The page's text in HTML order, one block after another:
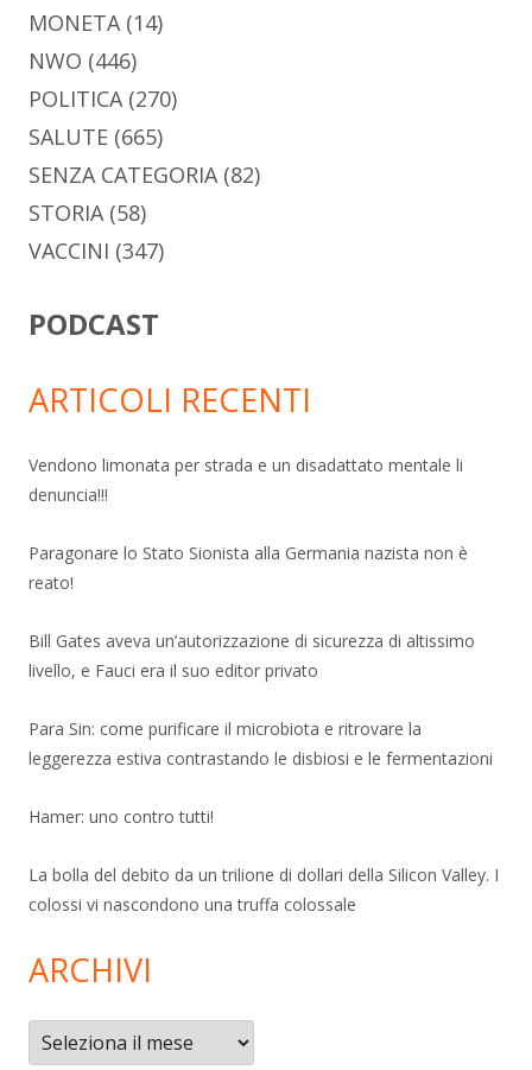
MONETA (14)
NWO (446)
POLITICA (270)
SALUTE (665)
SENZA CATEGORIA (82)
STORIA (58)
VACCINI (347)
PODCAST
ARTICOLI RECENTI
Vendono limonata per strada e un disadattato mentale li
denuncia!!!
Paragonare lo Stato Sionista alla Germania nazista non è
reato!
Bill Gates aveva un’autorizzazione di sicurezza di altissimo
livello, e Fauci era il suo editor privato
Para Sin: come purificare il microbiota e ritrovare la
leggerezza estiva contrastando le disbiosi e le fermentazioni
Hamer: uno contro tutti!
La bolla del debito da un trilione di dollari della Silicon Valley. I
colossi vi nascondono una truffa colossale
ARCHIVI
Archivi